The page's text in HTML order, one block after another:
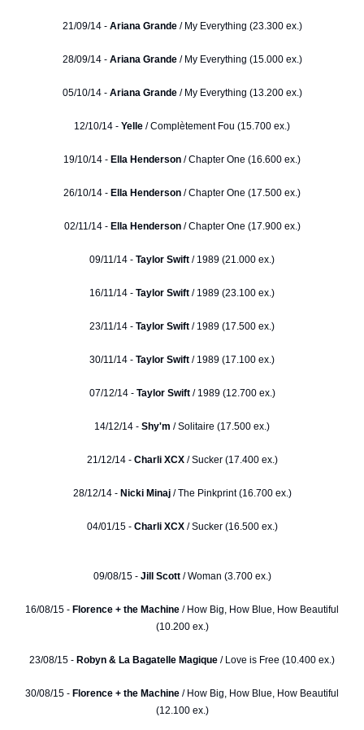
21/09/14 - Ariana Grande/ My Everything (23.300 ex.)
28/09/14 - Ariana Grande/ My Everything (15.000 ex.)
05/10/14 -Ariana Grande/ My Everything (13.200 ex.)
12/10/14 - Yelle / Complètement Fou (15.700 ex.)
19/10/14 - Ella Henderson / Chapter One (16.600 ex.)
26/10/14 - Ella Henderson / Chapter One (17.500 ex.)
02/11/14 - Ella Henderson/ Chapter One (17.900 ex.)
09/11/14 - Taylor Swift / 1989 (21.000 ex.)
16/11/14 - Taylor Swift / 1989 (23.100 ex.)
23/11/14 - Taylor Swift / 1989 (17.500 ex.)
30/11/14 - Taylor Swift / 1989 (17.100 ex.)
07/12/14 - Taylor Swift/ 1989 (12.700 ex.)
14/12/14 - Shy'm / Solitaire (17.500 ex.)
21/12/14 - Charli XCX/ Sucker (17.400 ex.)
28/12/14 -Nicki Minaj/ The Pinkprint (16.700 ex.)
04/01/15 - Charli XCX/ Sucker (16.500 ex.)
09/08/15 - Jill Scott / Woman (3.700 ex.)
16/08/15 - Florence + the Machine / How Big, How Blue, How Beautiful
(10.200 ex.)
23/08/15 - Robyn & La Bagatelle Magique / Love is Free (10.400 ex.)
30/08/15 - Florence + the Machine / How Big, How Blue, How Beautiful
(12.100 ex.)